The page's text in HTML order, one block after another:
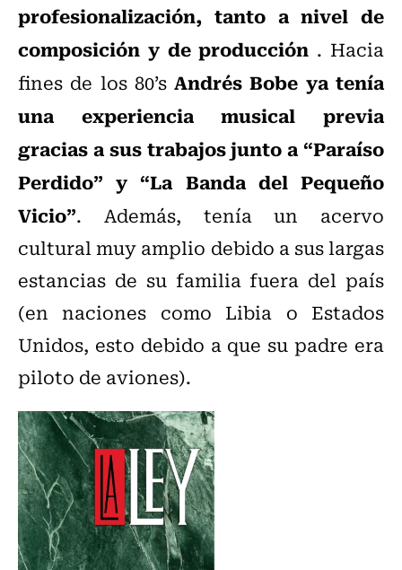
profesionalización, tanto a nivel de
composición y de producción . Hacia
fines de los 80’sAndrés Bobe ya tenía
una experiencia musical previa
gracias a sus trabajos junto a “Paraíso
Perdido” y “La Banda del Pequeño
Vicio”. Además, tenía un acervo
cultural muy amplio debido a sus largas
estancias de su familia fuera del país
(en naciones como Libia o Estados
Unidos, esto debido a que su padre era
piloto de aviones).